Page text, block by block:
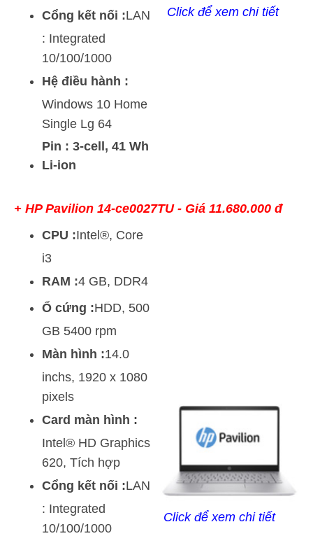
Cổng kết nối :LAN
: Integrated
10/100/1000
Hệ điều hành :
Windows 10 Home
Single Lg 64
Pin : 3-cell, 41 Wh
Li-ion
Click để xem chi tiết
+ HP Pavilion 14-ce0027TU - Giá 11.680.000 đ
CPU :Intel®, Core
i3
RAM :4 GB, DDR4
Ổ cứng :HDD, 500
GB 5400 rpm
Màn hình :14.0
inchs, 1920 x 1080
pixels
Card màn hình :
Intel® HD Graphics
620, Tích hợp
Cổng kết nối :LAN
: Integrated
10/100/1000
Click để xem chi tiết